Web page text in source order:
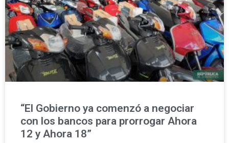
“El Gobierno ya comenzó a negociar
con los bancos para prorrogar Ahora
12 y Ahora 18”